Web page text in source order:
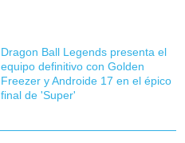
Dragon Ball Legends presenta el
equipo definitivo con Golden
Freezer y Androide 17 en el épico
final de 'Super'